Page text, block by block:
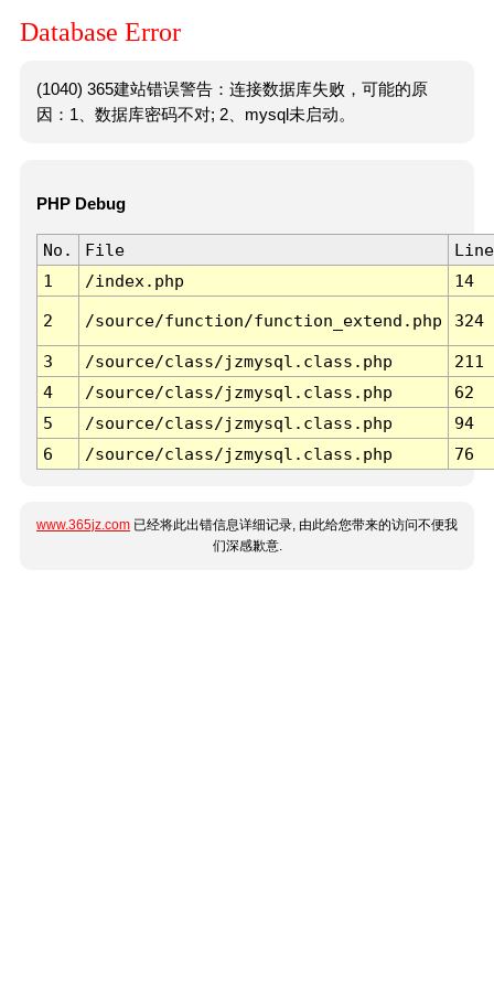
Database Error
(1040) 365建站错误警告：连接数据库失败，可能的原
因：1、数据库密码不对; 2、mysql未启动。
PHP Debug
No. File
Line
1
/index.php 14
2 /source/function/function_extend.php 324
3 /source/class/jzmysql.class.php
211
4
/source/class/jzmysql.class.php
62
5
/source/class/jzmysql.class.php
94
6
/source/class/jzmysql.class.php 76
www.365jz.com 已经将此出错信息详细记录, 由此给您带来的访问不便我
们深感歉意.